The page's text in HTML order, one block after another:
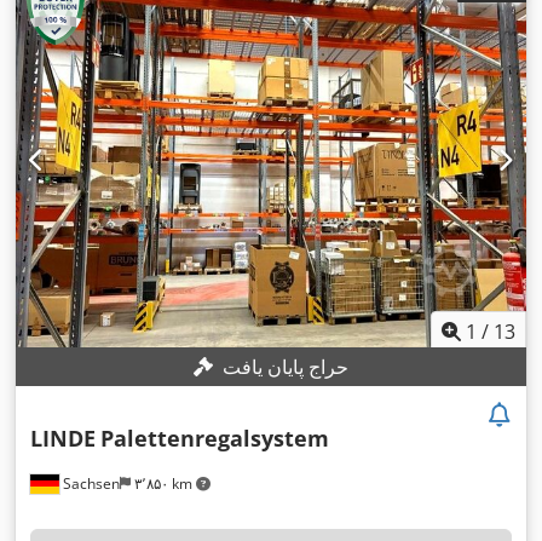
1 / 13
حراج پایان یافت
Sachsen ۳٬۸۵۰ km
LINDE Palettenregalsystem